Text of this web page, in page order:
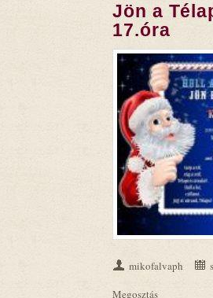
Jön a
17.óra
mikofalvaph
Megosztás